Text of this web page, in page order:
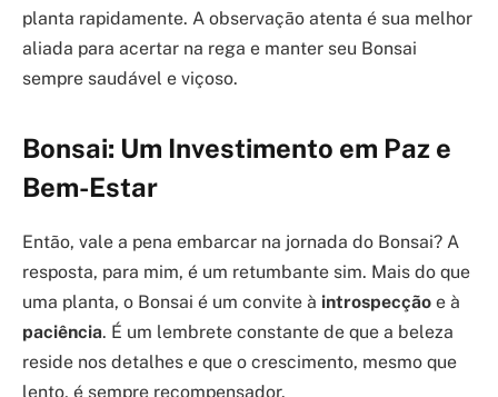
planta rapidamente. A observação atenta é sua melhor
aliada para acertar na rega e manter seu Bonsai
sempre saudável e viçoso.
Bonsai: Um Investimento em Paz e
Bem-Estar
Então, vale a pena embarcar na jornada do Bonsai? A
resposta, para mim, é um retumbante sim. Mais do que
uma planta, o Bonsai é um convite à introspecção e à
paciência. É um lembrete constante de que a beleza
reside nos detalhes e que o crescimento, mesmo que
lento, é sempre recompensador.